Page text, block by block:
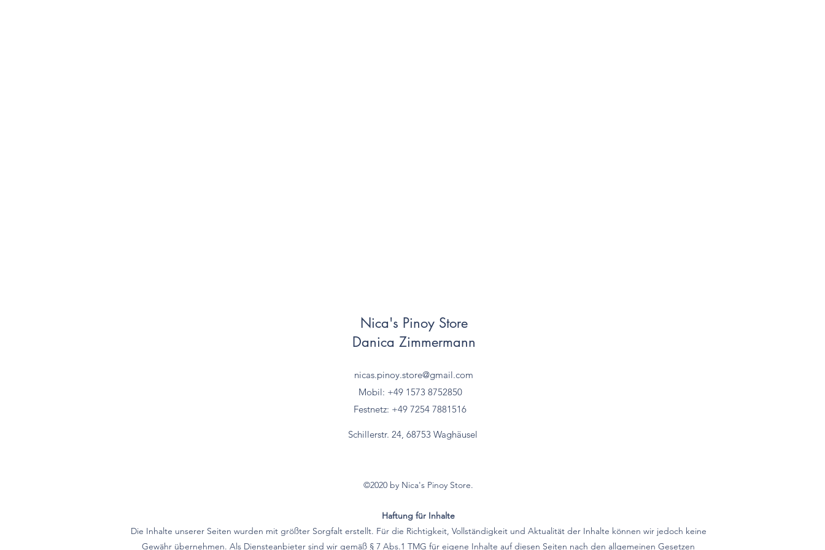
Nica's Pinoy Store
Danica Zimmermann
nicas.pinoy.store@gmail.com
Mobil: +49 1573 8752850
Festnetz: +49 7254 7881516
Schillerstr. 24, 68753 Waghäusel
©2020 by Nica's Pinoy Store.
Haftung für Inhalte
Die Inhalte unserer Seiten wurden mit größter Sorgfalt erstellt. Für die Richtigkeit, Vollständigkeit und Aktualität der Inhalte können wir jedoch keine
Gewähr übernehmen. Als Diensteanbieter sind wir gemäß § 7 Abs.1 TMG für eigene Inhalte auf diesen Seiten nach den allgemeinen Gesetzen